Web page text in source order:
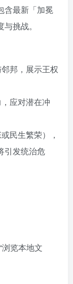
545热度
含最新「加冕
挑战。
邦，展示王权
应对潜在冲
民生繁荣），
引发统治危
览本地文